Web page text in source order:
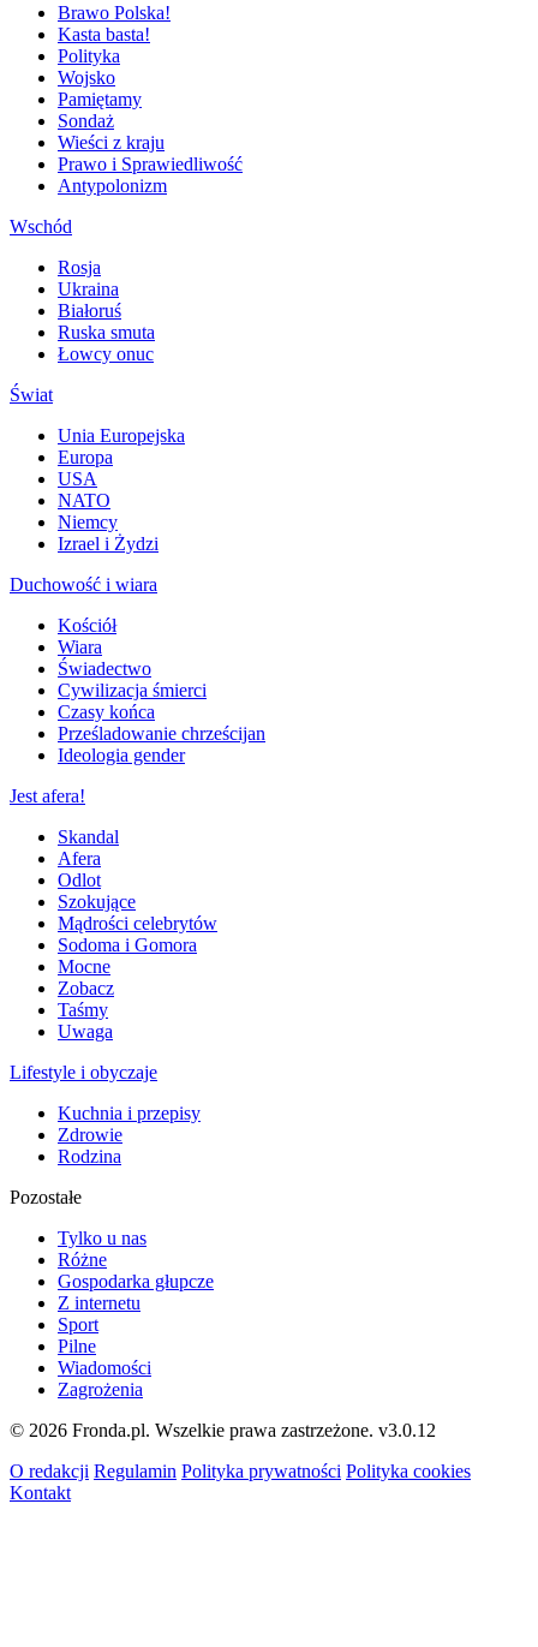
Brawo Polska!
Kasta basta!
Polityka
Wojsko
Pamiętamy
Sondaż
Wieści z kraju
Prawo i Sprawiedliwość
Antypolonizm
Wschód
Rosja
Ukraina
Białoruś
Ruska smuta
Łowcy onuc
Świat
Unia Europejska
Europa
USA
NATO
Niemcy
Izrael i Żydzi
Duchowość i wiara
Kościół
Wiara
Świadectwo
Cywilizacja śmierci
Czasy końca
Prześladowanie chrześcijan
Ideologia gender
Jest afera!
Skandal
Afera
Odlot
Szokujące
Mądrości celebrytów
Sodoma i Gomora
Mocne
Zobacz
Taśmy
Uwaga
Lifestyle i obyczaje
Kuchnia i przepisy
Zdrowie
Rodzina
Pozostałe
Tylko u nas
Różne
Gospodarka głupcze
Z internetu
Sport
Pilne
Wiadomości
Zagrożenia
© 2026 Fronda.pl. Wszelkie prawa zastrzeżone. v3.0.12
O redakcji Regulamin Polityka prywatności Polityka cookies
Kontakt